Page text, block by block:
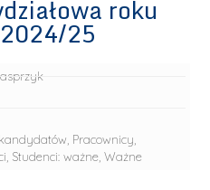
roku
25
, Pracownicy,
, Studenci: ważne,Ważne